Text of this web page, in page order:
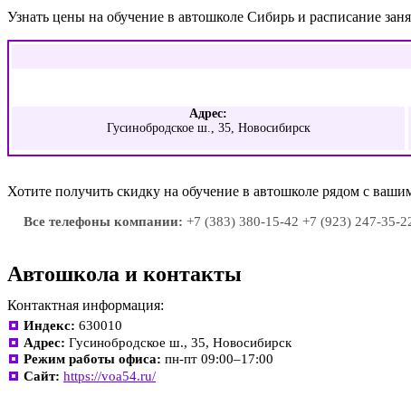
Узнать цены на обучение в автошколе Сибирь и расписание
Адрес:
Гусинобродское ш., 35, Новосибирск
Хотите получить скидку на обучение в автошколе рядом с
Все телефоны компании: +7 (383) 380-15-42 +7 (923) 247-35-
Автошкола и контакты
Контактная информация:
Индекс: 630010
Адрес: Гусинобродское ш., 35, Новосибирск
Режим работы офиса: пн-пт 09:00–17:00
Сайт: https://voa54.ru/